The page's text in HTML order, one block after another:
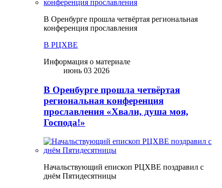
В Оренбурге прошла четвёртая региональная
конференция прославления
В РЦХВЕ
Информация о материале
июнь 03 2026
В Оренбурге прошла четвёртая
региональная конференция
прославления «Хвали, душа моя,
Господа!»
Начальствующий епископ РЦХВЕ поздравил с
днём Пятидесятницы